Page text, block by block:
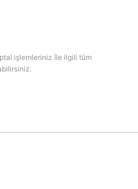
işlemleriniz İle ilgili tüm